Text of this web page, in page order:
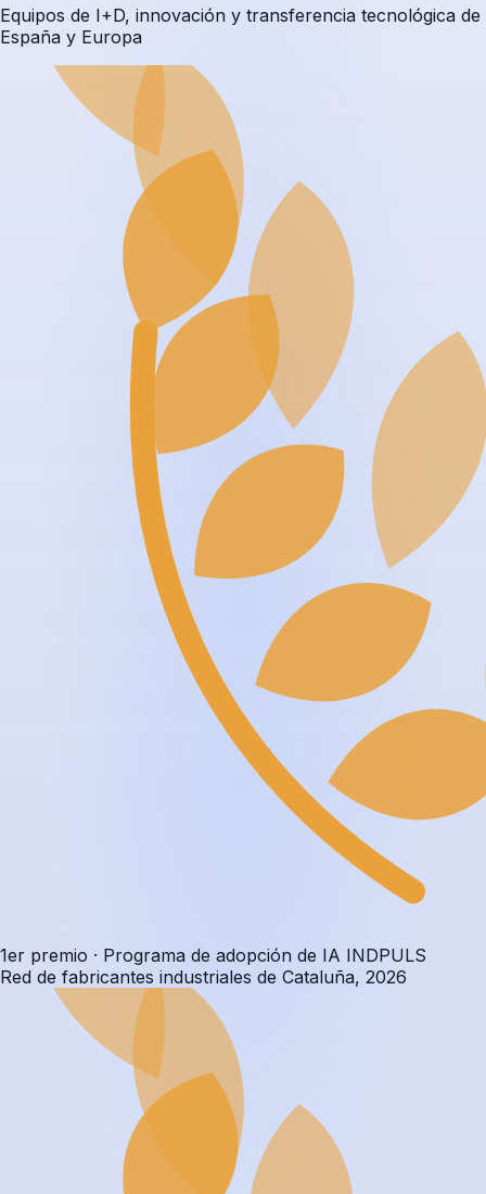
Equipos de I+D, innovación y transferencia tecnológica de
España y Europa
1er premio · Programa de adopción de IA INDPULS
Red de fabricantes industriales de Cataluña, 2026